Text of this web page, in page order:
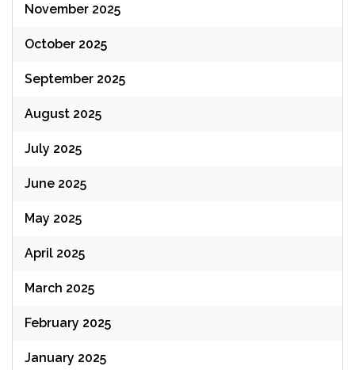
November 2025
October 2025
September 2025
August 2025
July 2025
June 2025
May 2025
April 2025
March 2025
February 2025
January 2025